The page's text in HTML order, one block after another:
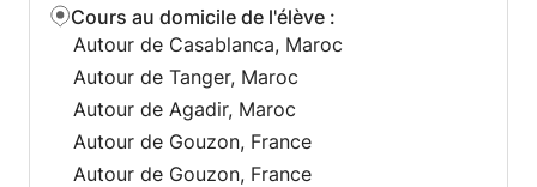
Cours au domicile de l'élève :
Autour de Casablanca, Maroc
Autour de Tanger, Maroc
Autour de Agadir, Maroc
Autour de Gouzon, France
Autour de Gouzon, France